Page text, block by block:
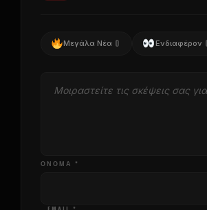
Μεγάλα Νέα 0 Ενδιαφέρον
ΌΝΟΜΑ *